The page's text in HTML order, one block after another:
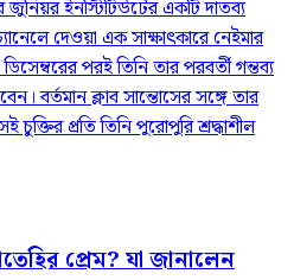
ইনস্টিটিউটের একটি দাতব্য
দেওয়া এক সাক্ষাৎকারে নেইমার
পরই তিনি তার পরবর্তী গন্তব্য
বর্তমান ক্লাব সান্তোসের সঙ্গে তার
চুক্তির প্রতি তিনি পুরোপুরি শ্রদ্ধাশীল
প্রেম? যা জানালেন